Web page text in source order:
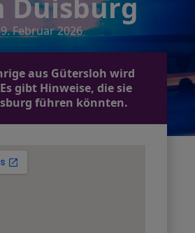
Februar 2026
aus Gütersloh wird
gibt Hinweise, die sie
führen könnten.